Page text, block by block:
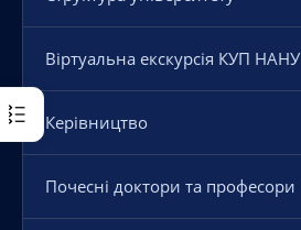
Віртуальна екскурсія КУП НАНУ
Керівництво
Почесні доктори та професори